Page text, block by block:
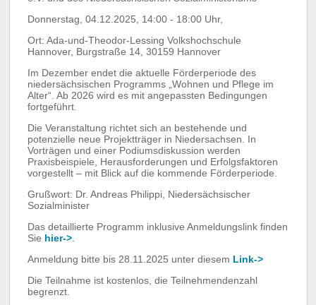
Donnerstag, 04.12.2025, 14:00 - 18:00 Uhr,
Ort: Ada-und-Theodor-Lessing Volkshochschule
Hannover, Burgstraße 14, 30159 Hannover
Im Dezember endet die aktuelle Förderperiode des
niedersächsischen Programms „Wohnen und Pflege im
Alter“. Ab 2026 wird es mit angepassten Bedingungen
fortgeführt.
Die Veranstaltung richtet sich an bestehende und
potenzielle neue Projektträger in Niedersachsen. In
Vorträgen und einer Podiumsdiskussion werden
Praxisbeispiele, Herausforderungen und Erfolgsfaktoren
vorgestellt – mit Blick auf die kommende Förderperiode.
Grußwort: Dr. Andreas Philippi, Niedersächsischer
Sozialminister
Das detaillierte Programm inklusive Anmeldungslink finden
Sie hier->.
Anmeldung bitte bis 28.11.2025 unter diesem Link->
Die Teilnahme ist kostenlos, die Teilnehmendenzahl
begrenzt.